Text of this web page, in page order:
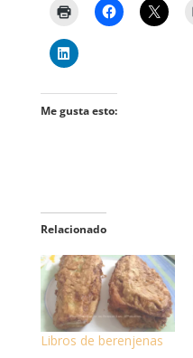
Me gusta esto:
Relacionado
Libros de berenjenas